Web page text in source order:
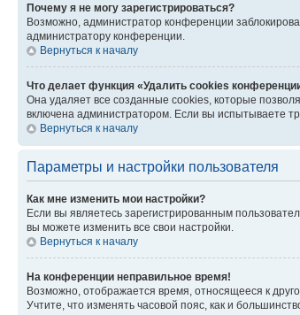
Почему я не могу зарегистрироваться?
Возможно, администратор конференции
администратору конференции.
Вернуться к началу
Что делает функция «Удалить cookies
Она удаляет все созданные cookies, которые
включена администратором. Если вы испытываете
Вернуться к началу
Параметры и настройки пользователя
Как мне изменить мои настройки?
Если вы являетесь зарегистрированным
вы можете изменить все свои настройки.
Вернуться к началу
На конференции неправильное время!
Возможно, отображается время, относящееся к
Учтите, что изменять часовой пояс, как и